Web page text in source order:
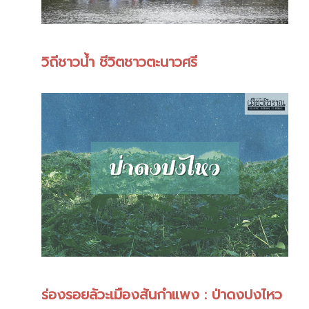
วิถีชาวน้ำ ชีวิตชาวตะนาวศรี
ร่องรอยลัวะเมืองสันกำแพง : ป่าดงปงไหว